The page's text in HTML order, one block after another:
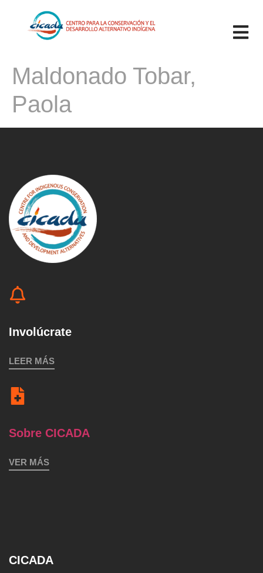
Maldonado Tobar,
Paola
Involúcrate
LEER MÁS
Sobre CICADA
VER MÁS
CICADA